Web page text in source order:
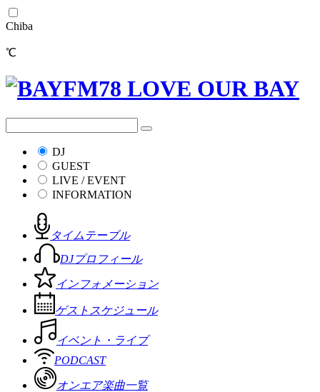
Chiba
℃
DJ
GUEST
LIVE / EVENT
INFORMATION
タイムテーブル
DJプロフィール
インフォメーション
ゲストスケジュール
イベント・ライブ
PODCAST
オンエア楽曲一覧